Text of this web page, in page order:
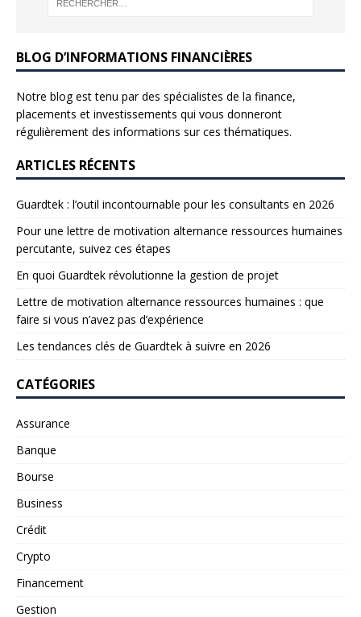
BLOG D’INFORMATIONS FINANCIÈRES
Notre blog est tenu par des spécialistes de la finance,
placements et investissements qui vous donneront
régulièrement des informations sur ces thématiques.
ARTICLES RÉCENTS
Guardtek : l’outil incontournable pour les consultants en 2026
Pour une lettre de motivation alternance ressources humaines
percutante, suivez ces étapes
En quoi Guardtek révolutionne la gestion de projet
Lettre de motivation alternance ressources humaines : que
faire si vous n’avez pas d’expérience
Les tendances clés de Guardtek à suivre en 2026
CATÉGORIES
Assurance
Banque
Bourse
Business
Crédit
Crypto
Financement
Gestion